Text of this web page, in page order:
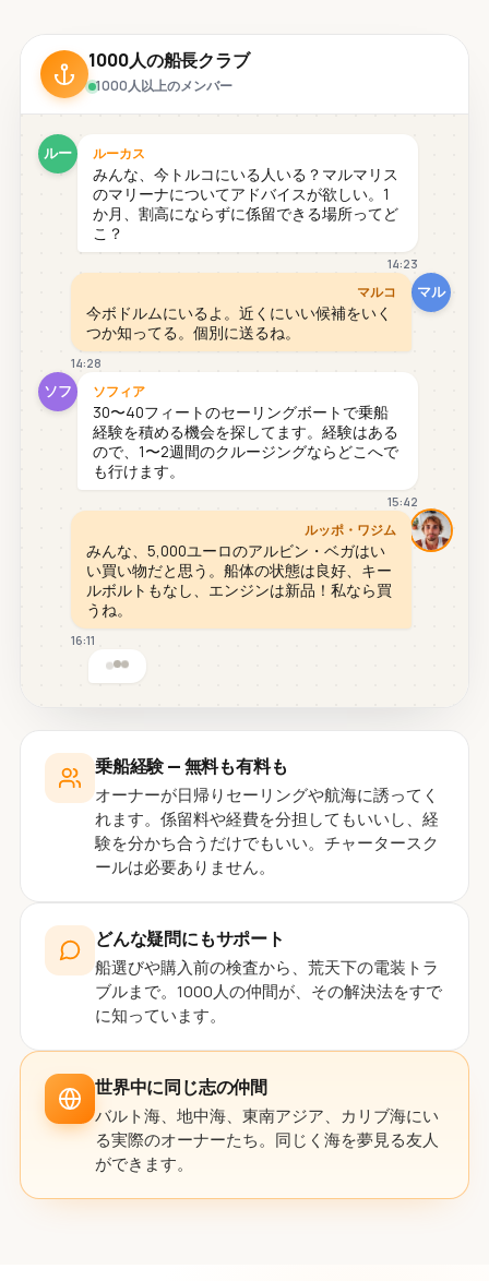
1000人の船長クラブ
1000人以上のメンバー
ルー ルーカス
みんな、今トルコにいる人いる？マルマリス
のマリーナについてアドバイスが欲しい。1
か月、割高にならずに係留できる場所ってど
こ？
14:23
マル
マルコ
今ボドルムにいるよ。近くにいい候補をいく
つか知ってる。個別に送るね。
14:28
ソフ ソフィア
30〜40フィートのセーリングボートで乗船
経験を積める機会を探してます。経験はある
ので、1〜2週間のクルージングならどこへで
も行けます。
15:42
ルッポ・ワジム
みんな、5,000ユーロのアルビン・ベガはい
い買い物だと思う。船体の状態は良好、キー
ルボルトもなし、エンジンは新品！私なら買
うね。
16:11
乗船経験 — 無料も有料も
オーナーが日帰りセーリングや航海に誘ってく
れます。係留料や経費を分担してもいいし、経
験を分かち合うだけでもいい。チャータースク
ールは必要ありません。
どんな疑問にもサポート
船選びや購入前の検査から、荒天下の電装トラ
ブルまで。1000人の仲間が、その解決法をすで
に知っています。
世界中に同じ志の仲間
バルト海、地中海、東南アジア、カリブ海にい
る実際のオーナーたち。同じく海を夢見る友人
ができます。